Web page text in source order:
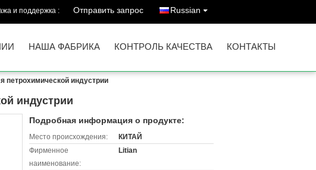
и поддержка : Отправить запрос Russian
НАША ФАБРИКА КОНТРОЛЬ КАЧЕСТВА КОНТАКТЫ
петрохимической индустрии
индустрии
Подробная информация о продукте:
Место происхождения:
КИТАЙ
Фирменное
наименование:
Litian